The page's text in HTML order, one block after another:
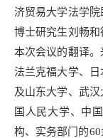
济贸易大学法学
博士研究生刘畅
本次会议的翻译
法兰克福大学、
及山东大学、武
国人民大学、中
构、实务部门的